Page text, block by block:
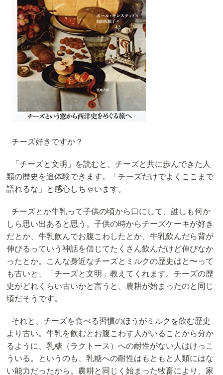
チーズ好きですか？
「チーズと文明」を読むと、チーズと共に歩んできた人
類の歴史を追体験できます。「チーズだけでよくここまで
語れるな」と感心しちゃいます。
チーズとか牛乳って子供の頃から口にして、誰しも何か
しら思い出あると思う。子供の時からチーズケーキが好き
だとか、牛乳飲んでお腹こわしたとか、牛乳飲んだら背が
伸びるっていう神話を信じてたくさん飲んだけど伸びなか
ったとか。こんな身近なチーズとミルクの歴史はと〜って
も古いと、「チーズと文明」教えてくれます。チーズの歴
史がどれくらい古いかと言うと、農耕が始まったのと同じ
頃だそうです。
それと、チーズを食べる習慣のほうがミルクを飲む歴史
より古い。牛乳を飲むとお腹こわす人がいることから分か
るように、乳糖（ラクトース）への耐性がない人はけっこ
ういる。というのも、乳糖への耐性はもともと人類にはな
い能力だったから。農耕と同じく始まった牧畜により、家